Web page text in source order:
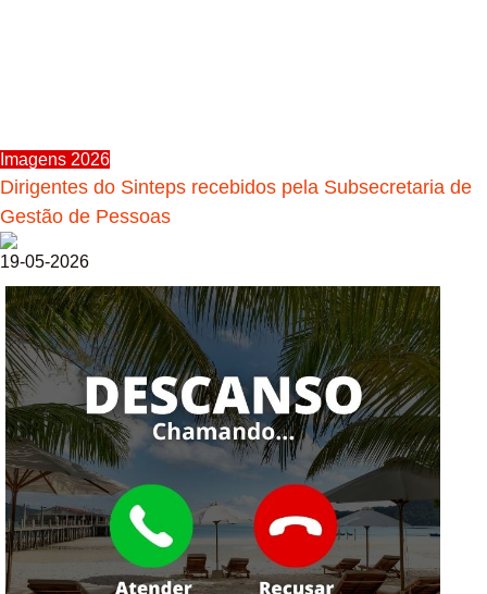
Imagens 2026
Dirigentes do Sinteps recebidos pela Subsecretaria de
Gestão de Pessoas
19-05-2026